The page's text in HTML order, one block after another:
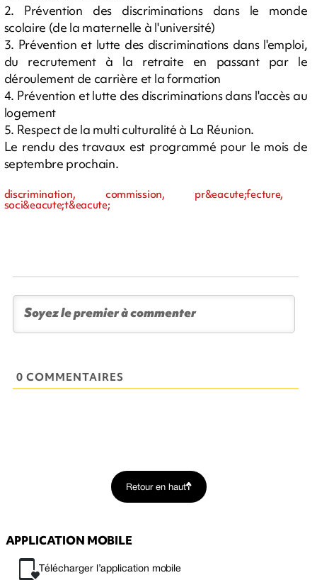
2. Prévention des discriminations dans le monde
scolaire (de la maternelle à l'université)
3. Prévention et lutte des discriminations dans l'emploi,
du recrutement à la retraite en passant par le
déroulement de carrière et la formation
4. Prévention et lutte des discriminations dans l'accès au
logement
5. Respect de la multi culturalité à La Réunion.
Le rendu des travaux est programmé pour le mois de
septembre prochain.
discrimination, commission, pr&eacute;fecture,
soci&eacute;t&eacute;
0 COMMENTAIRES
Retour en haut
APPLICATION MOBILE
Télécharger l’application mobile